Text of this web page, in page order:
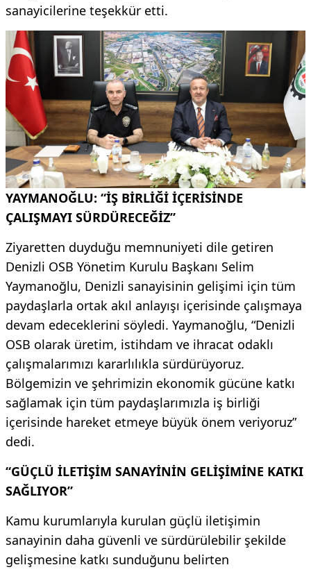
sanayicilerine teşekkür etti.
YAYMANOĞLU: “İŞ BİRLİĞİ İÇERİSİNDE
ÇALIŞMAYI SÜRDÜRECEĞİZ”
Ziyaretten duyduğu memnuniyeti dile getiren
Denizli OSB Yönetim Kurulu Başkanı Selim
Yaymanoğlu, Denizli sanayisinin gelişimi için tüm
paydaşlarla ortak akıl anlayışı içerisinde çalışmaya
devam edeceklerini söyledi. Yaymanoğlu, “Denizli
OSB olarak üretim, istihdam ve ihracat odaklı
çalışmalarımızı kararlılıkla sürdürüyoruz.
Bölgemizin ve şehrimizin ekonomik gücüne katkı
sağlamak için tüm paydaşlarımızla iş birliği
içerisinde hareket etmeye büyük önem veriyoruz”
dedi.
“GÜÇLÜ İLETİŞİM SANAYİNİN GELİŞİMİNE KATKI
SAĞLIYOR”
Kamu kurumlarıyla kurulan güçlü iletişimin
sanayinin daha güvenli ve sürdürülebilir şekilde
gelişmesine katkı sunduğunu belirten